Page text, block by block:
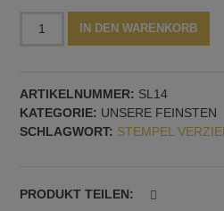
Menge
IN DEN WARENKORB
ARTIKELNUMMER: SL14
KATEGORIE: UNSERE FEINSTEN
SCHLAGWORT: STEMPEL
PRODUKT TEILEN: